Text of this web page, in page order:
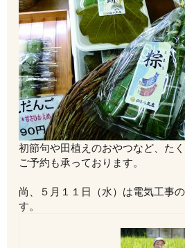
初節句や田植えのおやつなど、た
ご予約も承っております。
尚、５月１１日（水）は電気工事
す。